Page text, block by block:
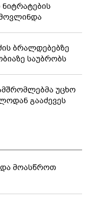
ნიტრატების
ბრალდებებზე
საუბრობს
უცხო
გააძევეს
მოასწროთ